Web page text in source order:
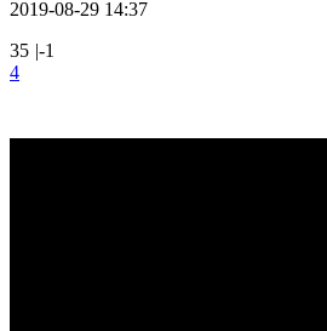
2019-08-29 14:37
35 |-1
4